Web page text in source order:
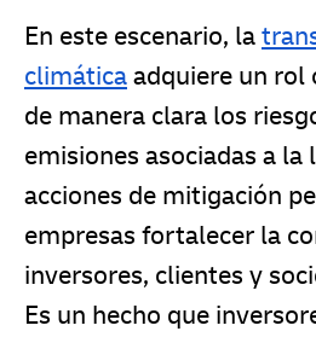
En este escenario, la
climáticaadquiere un
de manera clara los
emisiones asociadas a la
acciones de mitigación
empresas fortalecer la
inversores, clientes y
Es un hecho que